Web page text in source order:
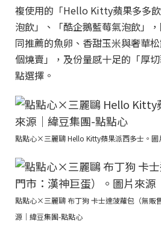
複使用的「Hello Kitty蘋果多多
泡飲」、「酷企鵝藍莓氣泡飲」
同推薦的魚卵、香甜玉米與奢華
個燒賣」，及份量感十足的「厚
點選擇。
點點心×三麗鷗 Hello Kitty蘋果派西多士。圖
點點心×三麗鷗 布丁狗 卡士達菠蘿包（無販
源｜緯豆集團-點點心